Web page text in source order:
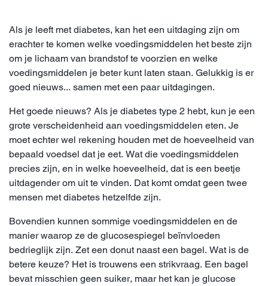
Als je leeft met diabetes, kan het een uitdaging zijn om
erachter te komen welke voedingsmiddelen het beste zijn
om je lichaam van brandstof te voorzien en welke
voedingsmiddelen je beter kunt laten staan. Gelukkig is er
goed nieuws... samen met een paar uitdagingen.
Het goede nieuws? Als je diabetes type 2 hebt, kun je een
grote verscheidenheid aan voedingsmiddelen eten. Je
moet echter wel rekening houden met de hoeveelheid van
bepaald voedsel dat je eet. Wat die voedingsmiddelen
precies zijn, en in welke hoeveelheid, dat is een beetje
uitdagender om uit te vinden. Dat komt omdat geen twee
mensen met diabetes hetzelfde zijn.
Bovendien kunnen sommige voedingsmiddelen en de
manier waarop ze de glucosespiegel beïnvloeden
bedrieglijk zijn. Zet een donut naast een bagel. Wat is de
betere keuze? Het is trouwens een strikvraag. Een bagel
bevat misschien geen suiker, maar het kan je glucose